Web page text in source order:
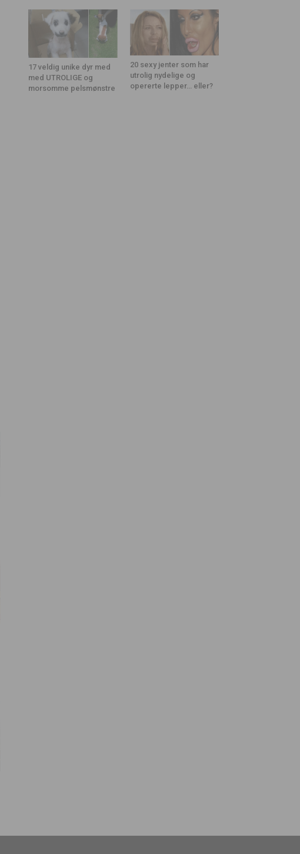
17 veldig unike dyr med
med UTROLIGE og
morsomme pelsmønstre
20 sexy jenter som har
utrolig nydelige og
opererte lepper… eller?